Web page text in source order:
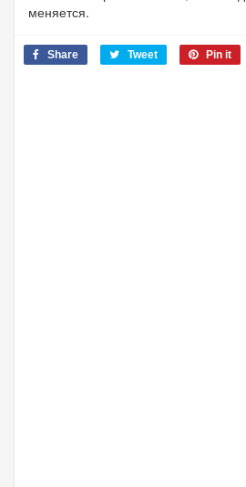
меняется.
Share Tweet Pin it